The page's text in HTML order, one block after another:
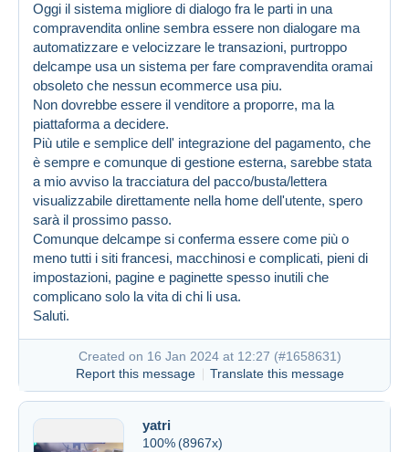
Created on 16 Jan 2024 at 12:12
Oggi il sistema migliore di dialogo fra le parti in una
compravendita online sembra essere non dialogare ma
automatizzare e velocizzare le transazioni, purtroppo
delcampe usa un sistema per fare compravendita oramai
obsoleto che nessun ecommerce usa piu.
Non dovrebbe essere il venditore a proporre, ma la
piattaforma a decidere.
Più utile e semplice dell' integrazione del pagamento, che
è sempre e comunque di gestione esterna, sarebbe stata
a mio avviso la tracciatura del pacco/busta/lettera
visualizzabile direttamente nella home dell'utente, spero
sarà il prossimo passo.
Comunque delcampe si conferma essere come più o
meno tutti i siti francesi, macchinosi e complicati, pieni di
impostazioni, pagine e paginette spesso inutili che
complicano solo la vita di chi li usa.
Saluti.
Created on 16 Jan 2024 at 12:27 (#1658631)
Report this message
Translate this message
yatri
100% (8967x)